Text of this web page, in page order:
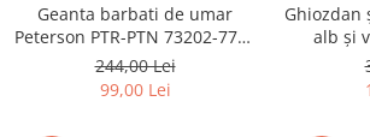
Geanta barbati de umar
Peterson PTR-PTN 73202-7738
BL
244,00 Lei
99,00 Lei
Ghiozdan
alb și
reglabile